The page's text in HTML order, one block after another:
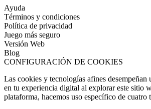
Ayuda
Términos y condiciones
Política de privacidad
Juego más seguro
Versión Web
Blog
CONFIGURACIÓN DE COOKIES
Las cookies y tecnologías afines desempeñan
en tu experiencia digital al explorar este sitio
plataforma, hacemos uso específico de cuatro